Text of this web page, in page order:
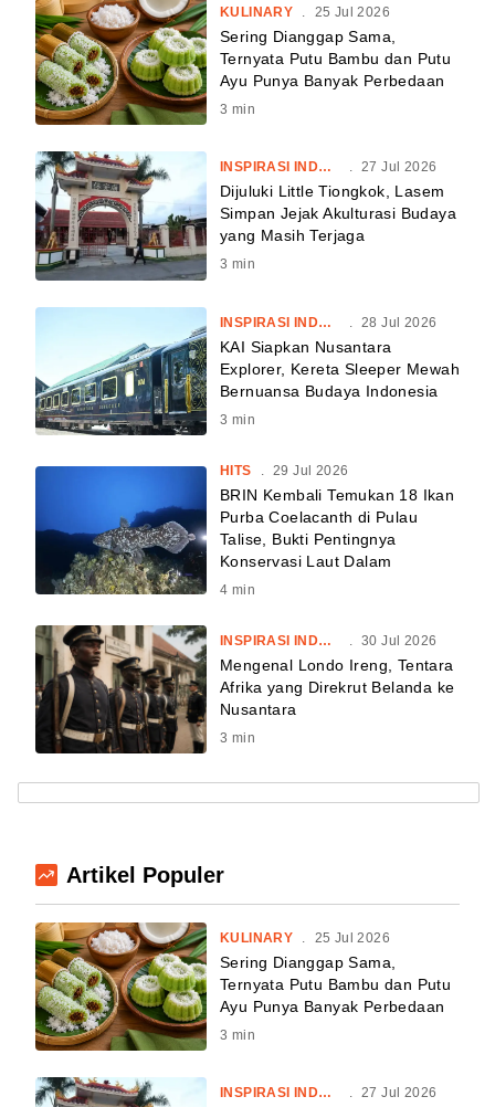
KULINARY . 25 Jul 2026
Sering Dianggap Sama,
Ternyata Putu Bambu dan Putu
Ayu Punya Banyak Perbedaan
3 min
INSPIRASI INDONESIA . 27 Jul 2026
Dijuluki Little Tiongkok, Lasem
Simpan Jejak Akulturasi Budaya
yang Masih Terjaga
3 min
INSPIRASI INDONESIA 28 Jul 2026
KAI Siapkan Nusantara
Explorer, Kereta Sleeper Mewah
Bernuansa Budaya Indonesia
3 min
HITS 29 Jul 2026
BRIN Kembali Temukan 18 Ikan
Purba Coelacanth di Pulau
Talise, Bukti Pentingnya
Konservasi Laut Dalam
4 min
INSPIRASI INDONESIA . 30 Jul 2026
Mengenal Londo Ireng, Tentara
Afrika yang Direkrut Belanda ke
Nusantara
3 min
Artikel Populer
KULINARY . 25 Jul 2026
Sering Dianggap Sama,
Ternyata Putu Bambu dan Putu
Ayu Punya Banyak Perbedaan
3 min
INSPIRASI INDONESIA . 27 Jul 2026